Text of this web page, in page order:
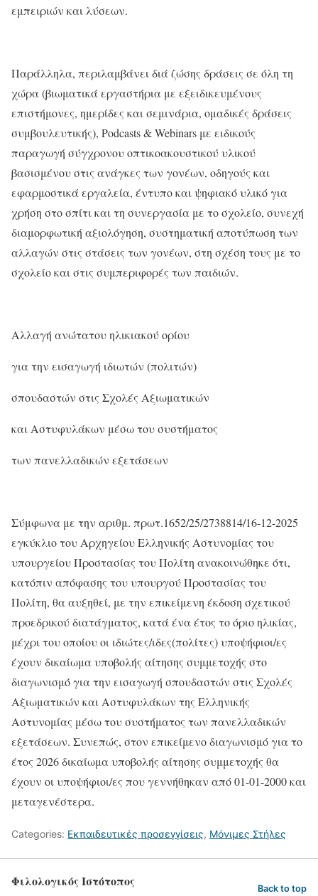
εμπειριών και λύσεων.
Παράλληλα, περιλαμβάνει διά ζώσης δράσεις σε όλη τη
χώρα (βιωματικά εργαστήρια με εξειδικευμένους
επιστήμονες, ημερίδες και σεμινάρια, ομαδικές δράσεις
συμβουλευτικής), Podcasts&Webinars με ειδικούς
παραγωγή σύγχρονου οπτικοακουστικού υλικού
βασισμένου στις ανάγκες των γονέων, οδηγούς και
εφαρμοστικάεργαλεία, έντυπο και ψηφιακό υλικό για
χρήση στο σπίτι και τη συνεργασία με το σχολείο, συνεχή
διαμορφωτική αξιολόγηση, συστηματική αποτύπωση των
αλλαγών στις στάσεις των γονέων, στη σχέση τους με το
σχολείο και στις συμπεριφορές των παιδιών.
Αλλαγή ανώτατου ηλικιακού ορίου
για την εισαγωγή ιδιωτών (πολιτών)
σπουδαστών στις Σχολές Αξιωματικών
και Αστυφυλάκων μέσω του συστήματος
των πανελλαδικών εξετάσεων
Σύμφωνα με την αριθμ. πρωτ.1652/25/2738814/16-12-2025
εγκύκλιο του Αρχηγείου Ελληνικής Αστυνομίας του
υπουργείου Προστασίας του Πολίτη ανακοινώθηκε ότι,
κατόπιν απόφασης του υπουργού Προστασίας του
Πολίτη, θα αυξηθεί, με την επικείμενη έκδοση σχετικού
προεδρικού διατάγματος, κατά ένα έτος το όριο ηλικίας,
μέχρι του οποίου οι ιδιώτες/ιδες(πολίτες) υποψήφιοι/ες
έχουν δικαίωμα υποβολής αίτησης συμμετοχής στο
διαγωνισμό για την εισαγωγή σπουδαστών στις Σχολές
Αξιωματικών και Αστυφυλάκων της Ελληνικής
Αστυνομίας μέσω του συστήματος των πανελλαδικών
εξετάσεων. Συνεπώς, στον επικείμενο διαγωνισμό για το
έτος 2026 δικαίωμα υποβολής αίτησης συμμετοχής θα
έχουν οι υποψήφιοι/ες που γεννήθηκαν από 01-01-2000 και
μεταγενέστερα.
Categories: Εκπαιδευτικές προσεγγίσεις, Μόνιμες Στήλες
Φιλολογικός Ιστότοπος Back to top